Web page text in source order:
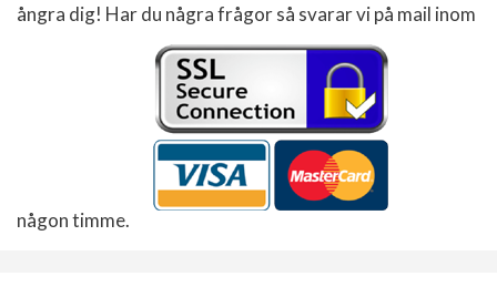
ångra dig! Har du några frågor så svarar vi på mail inom
någon timme.